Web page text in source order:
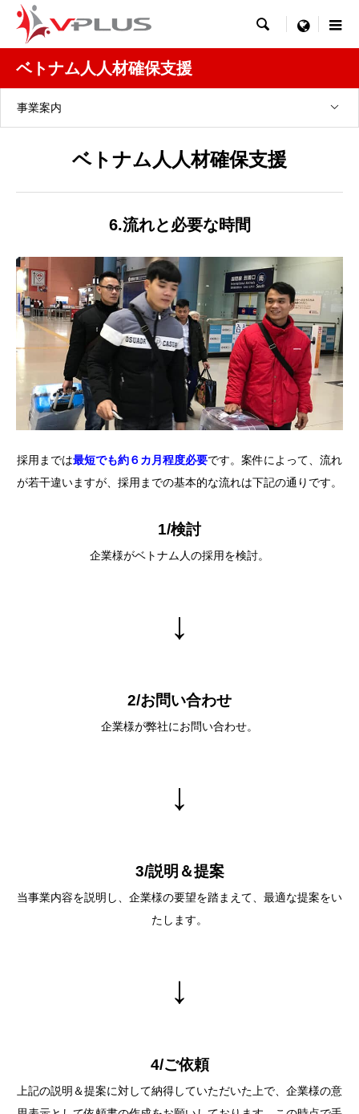
 menu
ベトナム人人材確保支援
事業案内
ベトナム人人材確保支援
6.流れと必要な時間
採⽤までは最短でも約６カ⽉程度必要です。案件によって、流れ
が若⼲違いますが、採⽤までの基本的な流れは下記の通りです。
1/検討
企業様がベトナム⼈の採⽤を検討。
↓
2/お問い合わせ
企業様が弊社にお問い合わせ。
↓
3/説明＆提案
当事業内容を説明し、企業様の要望を踏まえて、最適な提案をい
たします。
↓
4/ご依頼
上記の説明＆提案に対して納得していただいた上で、企業様の意